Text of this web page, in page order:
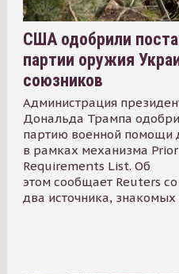
США одобрили
партии оружия
союзников
Администрация
Дональда Трампа
партию военной помощи
в рамках механизма
Requirements List. Об
этом сообщает Reuters
два источника, знакомых